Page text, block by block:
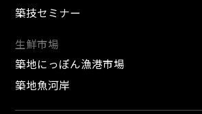
築技セミナー
生鮮市場
築地にっぽん漁港市場
築地魚河岸